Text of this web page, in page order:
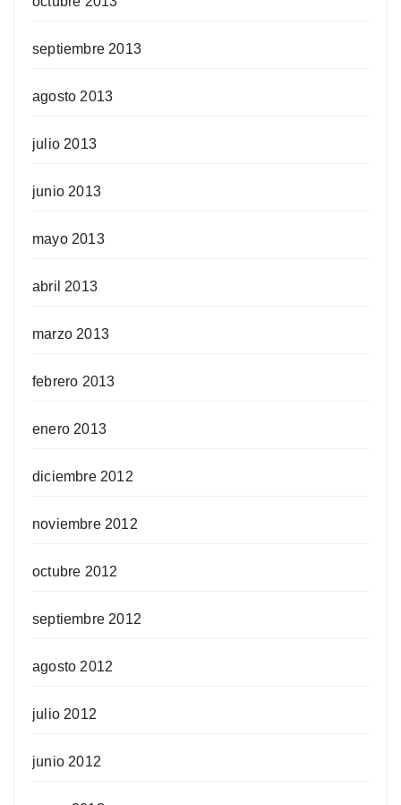
septiembre 2013
agosto 2013
julio 2013
junio 2013
mayo 2013
abril 2013
marzo 2013
febrero 2013
enero 2013
diciembre 2012
noviembre 2012
octubre 2012
septiembre 2012
agosto 2012
julio 2012
junio 2012